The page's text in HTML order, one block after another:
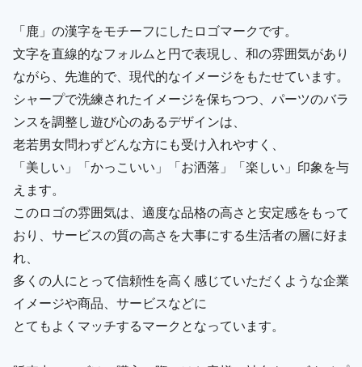
「鹿」の漢字をモチーフにしたロゴマークです。
文字を直線的なフォルムと円で表現し、和の雰囲気があり
ながら、先進的で、現代的なイメージをもたせています。
シャープで洗練されたイメージを保ちつつ、パーツのバラ
ンスを調整し遊び心のあるデザインは、
老若男女問わずどんな方にも受け入れやすく、
「美しい」「かっこいい」「お洒落」「楽しい」印象を与
えます。
このロゴの雰囲気は、適度な品格の高さと安定感をもって
おり、サービスの質の高さを大事にする生活者の層に好ま
れ、
多くの人にとって信頼性を高く感じていただくような企業
イメージや商品、サービスなどに
とてもよくマッチするマークとなっています。